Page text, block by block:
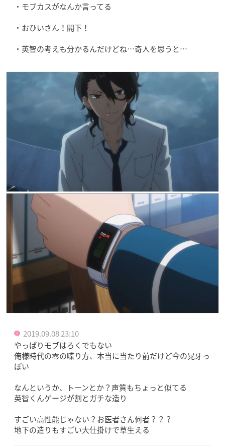
・モブカスがなんか言ってる
・おひいさん！閣下！
・英智の考えも分かるんだけどね…奇人を思うと…
2019.09.08 23:10
やっぱりモブはろくでもない
俺様時代の零の喋り方、本当に当たり前だけど今の晃牙っ
ぽい
なんというか、トーンとか？声質もちょっと似てる
英智くんゲージが割とガチな造り
すごい高性能じゃない？お医者さん何者？？？
地下の造りもすごい大仕掛けで草生える